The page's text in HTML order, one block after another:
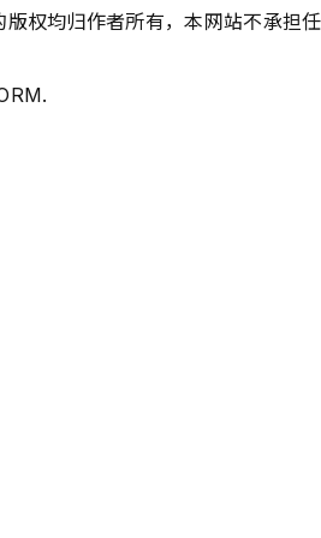
权均归作者所有，本网站不承担任